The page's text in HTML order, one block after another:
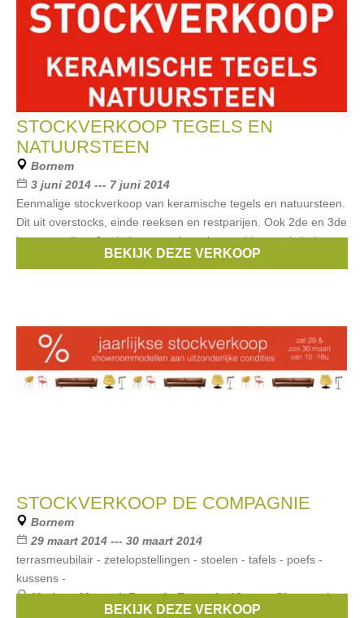
STOCKVERKOOP TEGELS EN
NATUURSTEEN
Bornem
3 juni 2014 --- 7 juni 2014
Eenmalige stockverkoop van keramische tegels en natuursteen.
Dit uit overstocks, einde reeksen en restparijen. Ook 2de en 3de
keuze partijen. Je vindt er zowel tegels voor binnen als buiten.
BEKIJK DEZE VERKOOP
STOCKVERKOOP DE COMPAGNIE
Bornem
29 maart 2014 --- 30 maart 2014
terrasmeubilair - zetelopstellingen - stoelen - tafels - poefs -
kussens -
Merken:Manutti,Fermob,Extremis,Vincent Sheppard,
BEKIJK DEZE VERKOOP